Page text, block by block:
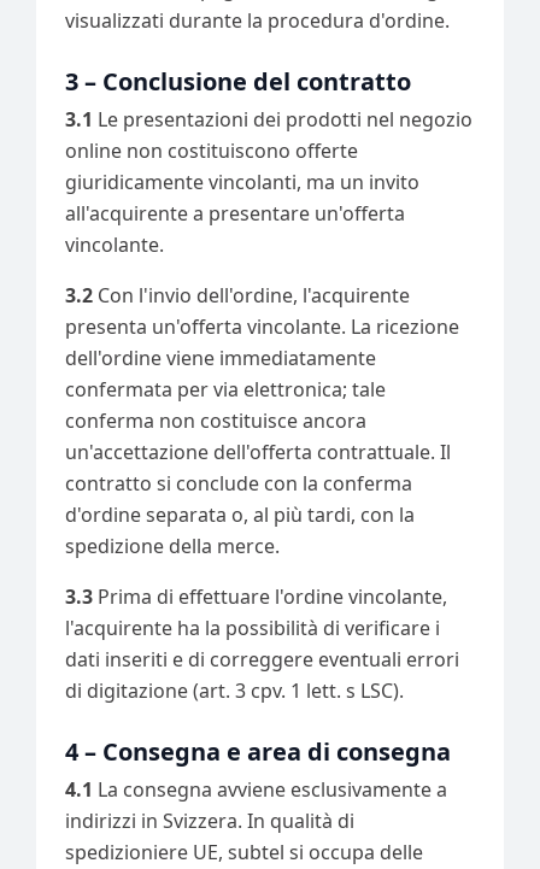
visualizzati durante la procedura d'ordine.
3 – Conclusione del contratto
3.1 Le presentazioni dei prodotti nel negozio
online non costituiscono offerte
giuridicamente vincolanti, ma un invito
all'acquirente a presentare un'offerta
vincolante.
3.2 Con l'invio dell'ordine, l'acquirente
presenta un'offerta vincolante. La ricezione
dell'ordine viene immediatamente
confermata per via elettronica; tale
conferma non costituisce ancora
un'accettazione dell'offerta contrattuale. Il
contratto si conclude con la conferma
d'ordine separata o, al più tardi, con la
spedizione della merce.
3.3 Prima di effettuare l'ordine vincolante,
l'acquirente ha la possibilità di verificare i
dati inseriti e di correggere eventuali errori
di digitazione (art. 3 cpv. 1 lett. s LSC).
4 – Consegna e area di consegna
4.1 La consegna avviene esclusivamente a
indirizzi in Svizzera. In qualità di
spedizioniere UE, subtel si occupa delle